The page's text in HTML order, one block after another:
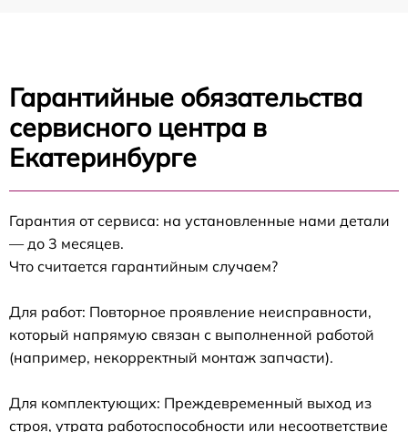
Гарантийные обязательства
сервисного центра в
Екатеринбурге
Гарантия от сервиса: на установленные нами детали
— до 3 месяцев.
Что считается гарантийным случаем?
Для работ: Повторное проявление неисправности,
который напрямую связан с выполненной работой
(например, некорректный монтаж запчасти).
Для комплектующих: Преждевременный выход из
строя, утрата работоспособности или несоответствие